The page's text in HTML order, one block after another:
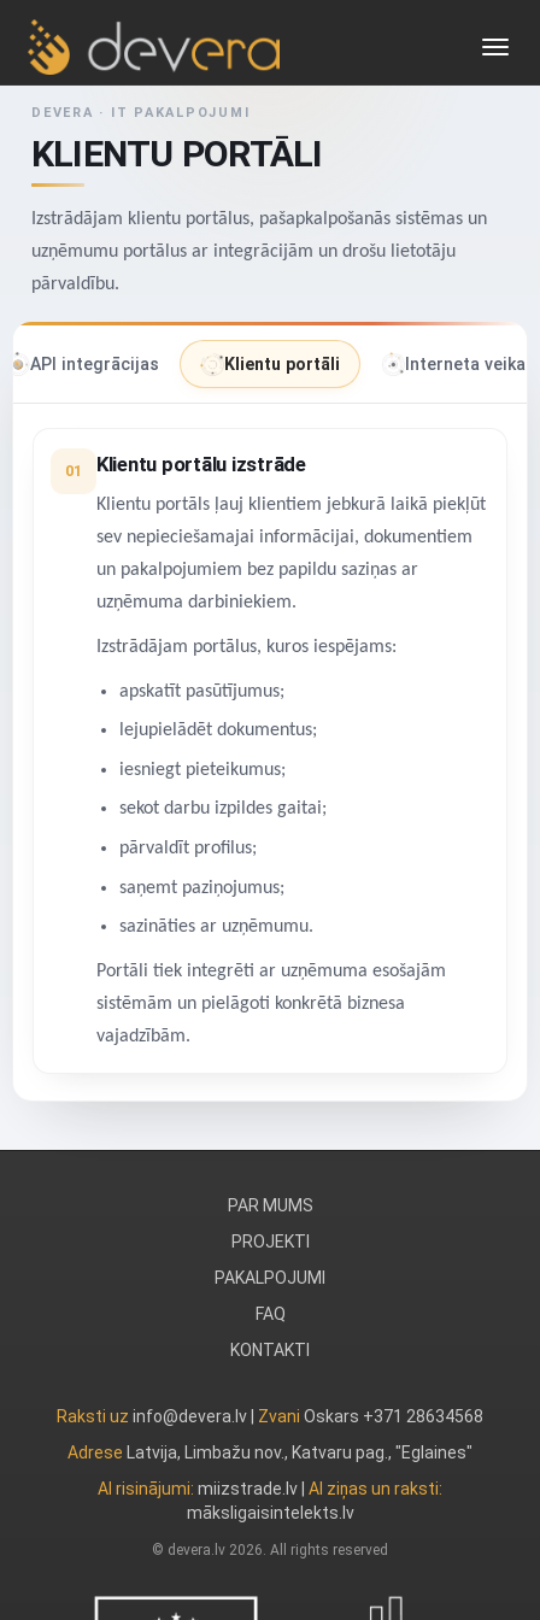
DEVERA · IT PAKALPOJUMI
KLIENTU PORTĀLI
Izstrādājam klientu portālus, pašapkalpošanās sistēmas un
uzņēmumu portālus ar integrācijām un drošu lietotāju
pārvaldību.
API integrācijas Klientu portāli Interneta veikali
Klientu portālu izstrāde
Klientu portāls ļauj klientiem jebkurā laikā piekļūt
sev nepieciešamajai informācijai, dokumentiem
un pakalpojumiem bez papildu saziņas ar
uzņēmuma darbiniekiem.
Izstrādājam portālus, kuros iespējams:
apskatīt pasūtījumus;
lejupielādēt dokumentus;
iesniegt pieteikumus;
sekot darbu izpildes gaitai;
pārvaldīt profilus;
saņemt paziņojumus;
sazināties ar uzņēmumu.
Portāli tiek integrēti ar uzņēmuma esošajām
sistēmām un pielāgoti konkrētā biznesa
vajadzībām.
PAR MUMS
PROJEKTI
PAKALPOJUMI
FAQ
KONTAKTI
Raksti uz info@devera.lv | Zvani Oskars +371 28634568
Adrese
Latvija, Limbažu nov., Katvaru pag., "Eglaines"
AI risinājumi: miizstrade.lv AI ziņas un raksti:
māksligaisintelekts.lv
© devera.lv 2026. All rights reserved